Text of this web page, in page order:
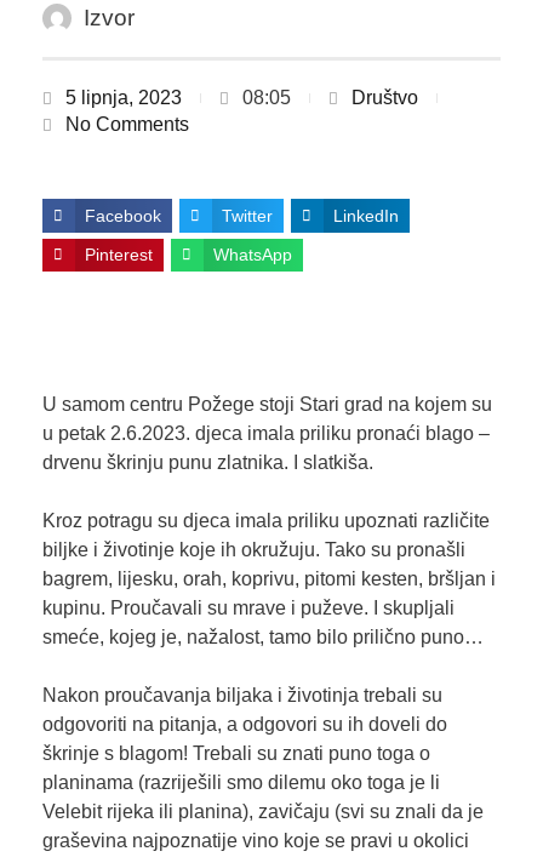
Izvor
5 lipnja, 2023 08:05
Društvo
No Comments
Facebook Twitter LinkedIn
Pinterest WhatsApp
U samom centru Požege stoji Stari grad na kojem su
u petak 2.6.2023. djeca imala priliku pronaći blago –
drvenu škrinju punu zlatnika. I slatkiša.
Kroz potragu su djeca imala priliku upoznati različite
biljke i životinje koje ih okružuju. Tako su pronašli
bagrem, lijesku, orah, koprivu, pitomi kesten, bršljan i
kupinu. Proučavali su mrave i puževe. I skupljali
smeće, kojeg je, nažalost, tamo bilo prilično puno…
Nakon proučavanja biljaka i životinja trebali su
odgovoriti na pitanja, a odgovori su ih doveli do
škrinje s blagom! Trebali su znati puno toga o
planinama (razriješili smo dilemu oko toga je li
Velebit rijeka ili planina), zavičaju (svi su znali da je
graševina najpoznatije vino koje se pravi u okolici